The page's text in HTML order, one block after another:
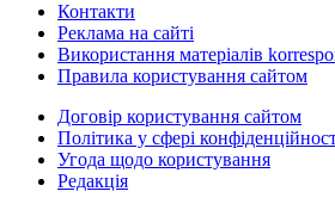
Контакти
Реклама на сайті
Використання матеріалів
Правила користування сайтом
Договір користування сайтом
Політика у сфері
Угода щодо користування
Редакція